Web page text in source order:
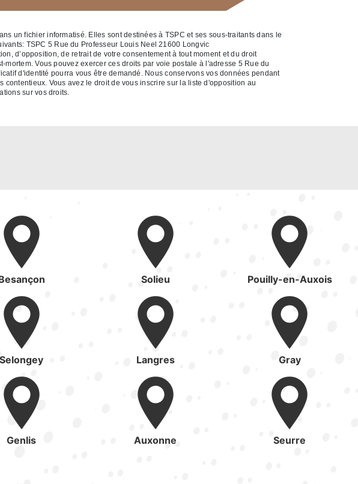
un fichier informatisé. Elles sont destinées à TSPC et ses sous-traitants dans le
TSPC 5 Rue du Professeur Louis Neel 21600 Longvic
d’opposition, de retrait de votre consentement à tout moment et du droit
Vous pouvez exercer ces droits par voie postale à l'adresse 5 Rue du
d'identité pourra vous être demandé. Nous conservons vos données pendant
Vous avez le droit de vous inscrire sur la liste d'opposition au
sur vos droits.
Solieu Pouilly-en-Auxois
Selongey Langres Gray
Genlis Auxonne Seurre